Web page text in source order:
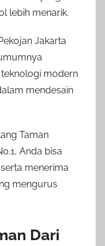
lebih menarik.
Jakarta
modern
mendesain
Taman
Anda bisa
menerima
mengurus
Dari